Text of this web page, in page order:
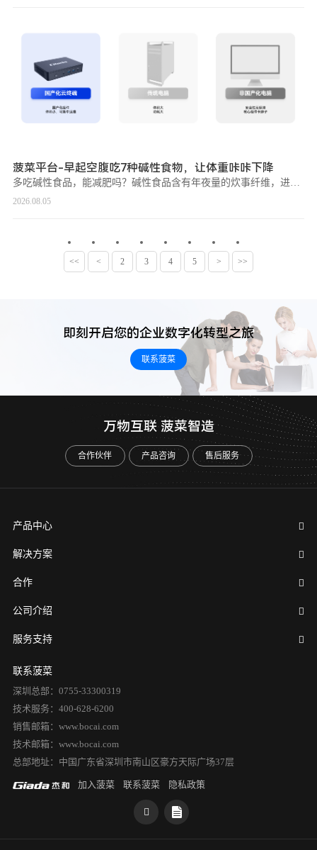
菠菜平台-早起空腹吃7种碱性食物，让体重咔咔下降
多吃碱性食品，能减肥吗？碱性食品含有年夜量的炊事纤维，进入人体后能迅速膨胀，增长饱腹感。这象征着咱们于进食后会更快地感应满意，从而削减了对于其他高热量、高脂肪食品的巴望，有用节制了整体热量的摄取。其次
2026.08.05
<< < 2 3 4 5 > >>
即刻开启您的企业数字化转型之旅
联系菠菜
万物互联 菠菜智造
合作伙伴 产品咨询 售后服务
产品中心
解决方案
合作
公司介绍
服务支持
联系菠菜
深圳总部：0755-33300319
技术服务：400-628-6200
销售邮箱：www.bocai.com
技术邮箱：www.bocai.com
总部地址：中国广东省深圳市南山区豪方天际广场37层
加入菠菜 联系菠菜 隐私政策